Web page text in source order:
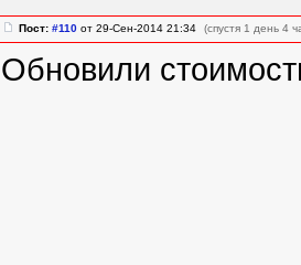
Пост: #110 от 29-Сен-2014 21:34 (спустя 1 день 4
Обновили